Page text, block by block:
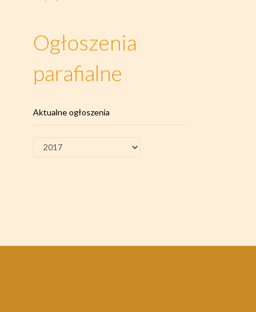
Ogłoszenia
parafialne
Aktualne ogłoszenia